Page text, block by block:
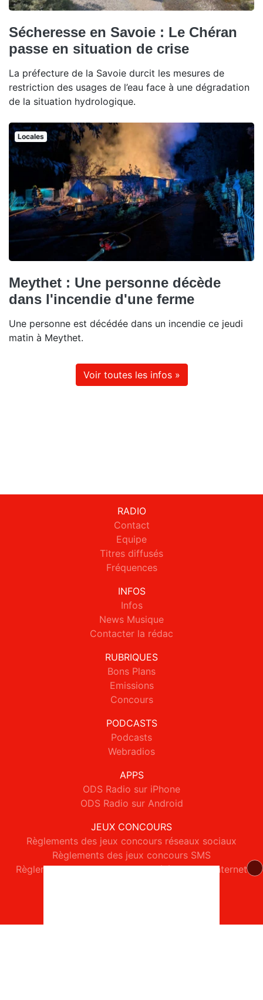
Sécheresse en Savoie : Le Chéran
passe en situation de crise
La préfecture de la Savoie durcit les mesures de
restriction des usages de l’eau face à une dégradation
de la situation hydrologique.
Locales
Meythet : Une personne décède
dans l'incendie d'une ferme
Une personne est décédée dans un incendie ce jeudi
matin à Meythet.
Voir toutes les infos »
RADIO
Contact
Equipe
Titres diffusés
Fréquences
INFOS
Infos
News Musique
Contacter la rédac
RUBRIQUES
Bons Plans
Emissions
Concours
PODCASTS
Podcasts
Webradios
APPS
ODS Radio sur iPhone
ODS Radio sur Android
JEUX CONCOURS
Règlements des jeux concours réseaux sociaux
Règlements des jeux concours SMS
Règlements des jeux concours téléphone et internet